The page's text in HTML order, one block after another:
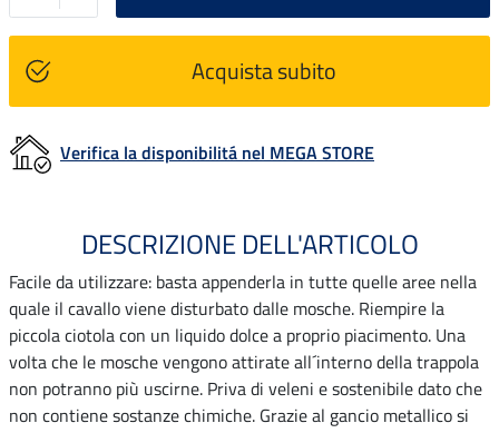
Acquista subito
Verifica la disponibilitá nel MEGA STORE
DESCRIZIONE DELL'ARTICOLO
Facile da utilizzare: basta appenderla in tutte quelle aree nella
quale il cavallo viene disturbato dalle mosche. Riempire la
piccola ciotola con un liquido dolce a proprio piacimento. Una
volta che le mosche vengono attirate all´interno della trappola
non potranno più uscirne. Priva di veleni e sostenibile dato che
non contiene sostanze chimiche. Grazie al gancio metallico si